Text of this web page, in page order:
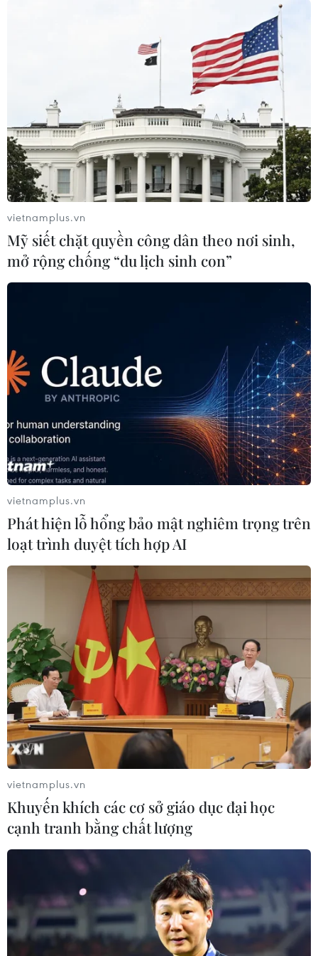
vietnamplus.vn
Mỹ siết chặt quyền công dân theo nơi sinh,
mở rộng chống “du lịch sinh con”
vietnamplus.vn
Phát hiện lỗ hổng bảo mật nghiêm trọng trên
loạt trình duyệt tích hợp AI
vietnamplus.vn
Khuyến khích các cơ sở giáo dục đại học
cạnh tranh bằng chất lượng